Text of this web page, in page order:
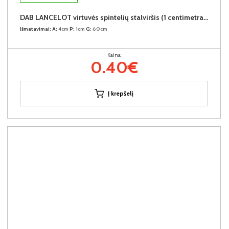
DAB LANCELOT virtuvės spintelių stalviršis (1 centimetras) (Įvykdymo terminas iki 10d.d.)
Išmatavimai: A: 4cm P: 1cm G: 60cm
Kaina:
0.40€
Į krepšelį